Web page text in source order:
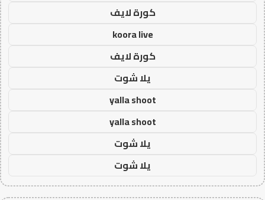
كورة لايف
koora live
كورة لايف
يلا شوت
yalla shoot
yalla shoot
يلا شوت
يلا شوت